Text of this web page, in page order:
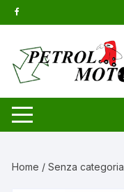
al
Home /Senza categoria